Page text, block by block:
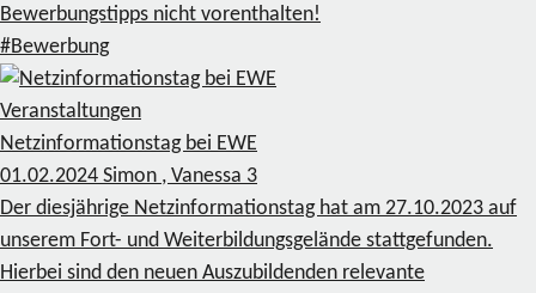
Bewerbungstipps nicht vorenthalten!
#Bewerbung
Veranstaltungen
Netzinformationstag bei EWE
01.02.2024 Simon , Vanessa 3
Der diesjährige Netzinformationstag hat am 27.10.2023 auf
unserem Fort- und Weiterbildungsgelände stattgefunden.
Hierbei sind den neuen Auszubildenden relevante